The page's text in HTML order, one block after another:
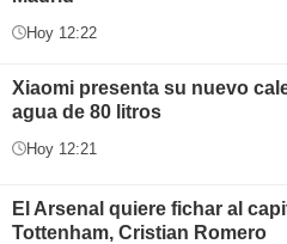
Hoy 12:22
Xiaomi presenta su nuevo
agua de 80 litros
Hoy 12:21
El Arsenal quiere fichar al
Tottenham, Cristian Romero